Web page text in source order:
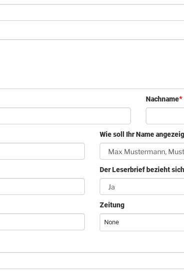
Nachname
Wie soll Ihr Name
Der Leserbrief bezieht
Zeitung
None